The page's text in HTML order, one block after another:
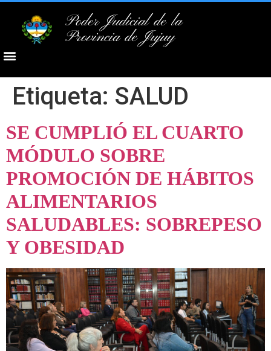
Poder Judicial de la
Provincia de Jujuy
Etiqueta: SALUD
SE CUMPLIÓ EL CUARTO
MÓDULO SOBRE
PROMOCIÓN DE HÁBITOS
ALIMENTARIOS
SALUDABLES: SOBREPESO
Y OBESIDAD